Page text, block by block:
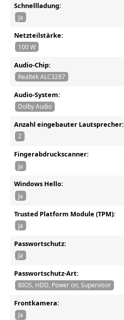
Schnellladung:
Ja
Netzteilstärke:
100 W
Audio-Chip:
Realtek ALC3287
Audio-System:
Dolby Audio
Anzahl eingebauter Lautsprecher:
2
Fingerabdruckscanner:
Ja
Windows Hello:
Ja
Trusted Platform Module (TPM):
Ja
Passwortschutz:
Ja
Passwortschutz-Art:
BIOS, HDD, Power on, Supervisor
Frontkamera:
Ja